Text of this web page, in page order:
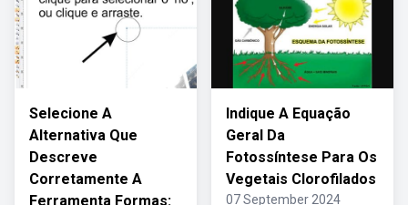
Selecione A
Alternativa Que
Descreve
Corretamente A
Ferramenta Formas:
Indique A Equação
Geral Da
Fotossíntese Para Os
Vegetais Clorofilados
07 September 2024